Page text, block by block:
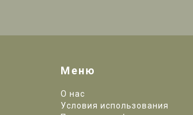
Меню
О нас
Условия использования